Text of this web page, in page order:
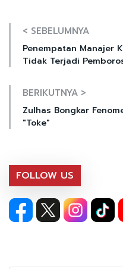
< SEBELUMNYA
Penempatan Manajer
Tidak Terjadi
BERIKUTNYA >
Zulhas Bongkar
"Toke"
FOLLOW US